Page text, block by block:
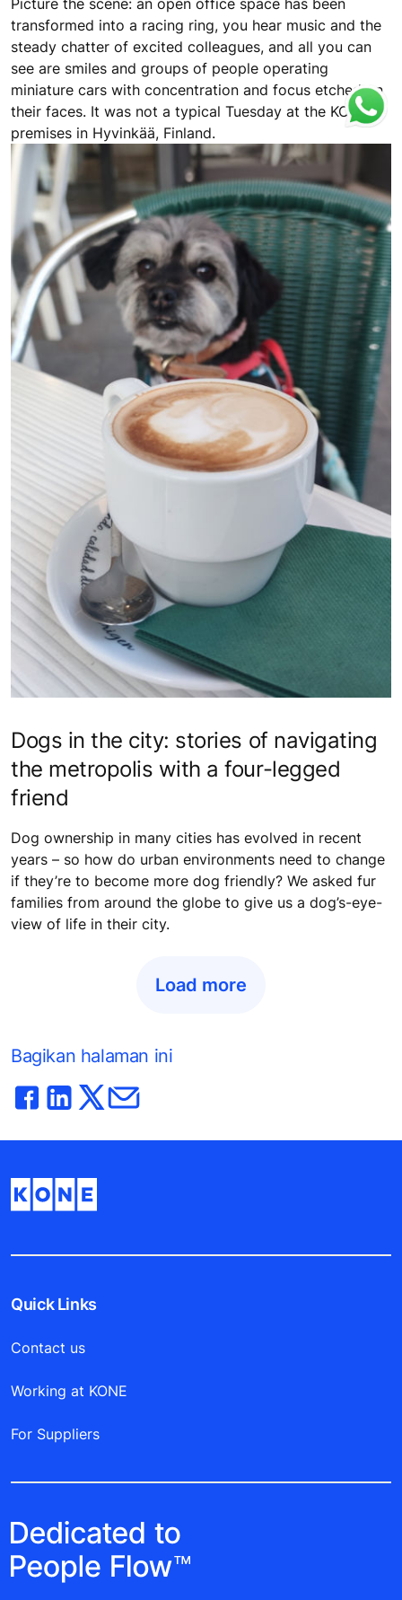
Picture the scene: an open office space has been
transformed into a racing ring, you hear music and the
steady chatter of excited colleagues, and all you can
see are smiles and groups of people operating
miniature cars with concentration and focus etched on
their faces. It was not a typical Tuesday at the KONE
premises in Hyvinkää, Finland.
Dogs in the city: stories of navigating
the metropolis with a four-legged
friend
Dog ownership in many cities has evolved in recent
years – so how do urban environments need to change
if they’re to become more dog friendly? We asked fur
families from around the globe to give us a dog’s-eye-
view of life in their city.
Load more
Bagikan halaman ini
Quick Links
Contact us
Working at KONE
For Suppliers